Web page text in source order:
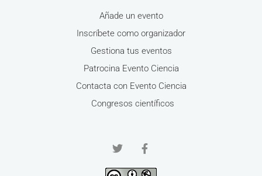
Añade un evento
Inscríbete como organizador
Gestiona tus eventos
Patrocina Evento Ciencia
Contacta con Evento Ciencia
Congresos científicos